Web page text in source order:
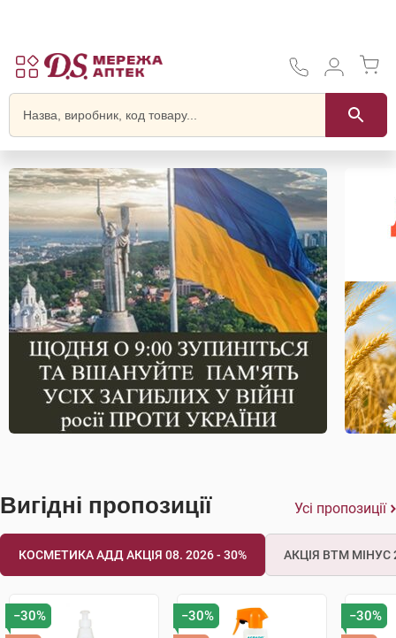
Вигідні пропозиції Усі пропозиції
КОСМЕТИКА АДД АКЦІЯ 08. 2026 - 30% АКЦІЯ ВТМ МІНУС
−30% −30% −30%